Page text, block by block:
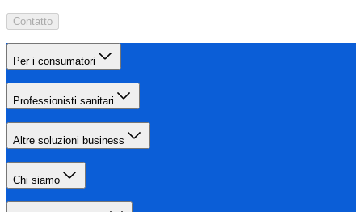
Contatto
Per i consumatori
Professionisti sanitari
Altre soluzioni business
Chi siamo